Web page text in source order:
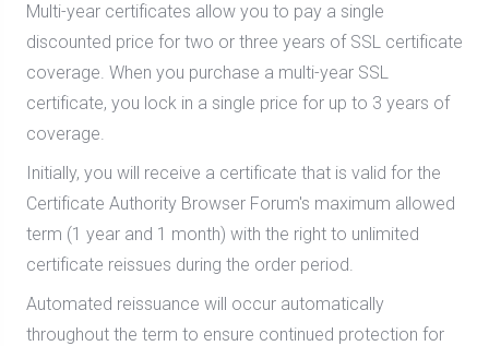
Multi-year certificates allow you to pay a single
discounted price for two or three years of SSL certificate
coverage. When you purchase a multi-year SSL
certificate, you lock in a single price for up to 3 years of
coverage.
Initially, you will receive a certificate that is valid for the
Certificate Authority Browser Forum's maximum allowed
term (1 year and 1 month) with the right to unlimited
certificate reissues during the order period.
Automated reissuance will occur automatically
throughout the term to ensure continued protection for